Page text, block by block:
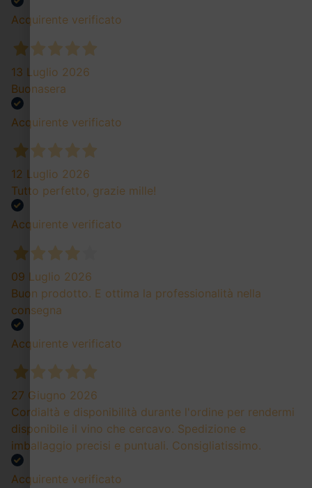
Acquirente verificato
13 Luglio 2026
Buonasera
Acquirente verificato
12 Luglio 2026
Tutto perfetto, grazie mille!
Acquirente verificato
09 Luglio 2026
Buon prodotto. E ottima la professionalità nella
consegna
Acquirente verificato
27 Giugno 2026
Cordialtà e disponibilità durante l'ordine per rendermi
disponibile il vino che cercavo. Spedizione e
imballaggio precisi e puntuali. Consigliatissimo.
Acquirente verificato